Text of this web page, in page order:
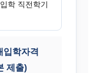
학 직전학기
입학자격
제출)